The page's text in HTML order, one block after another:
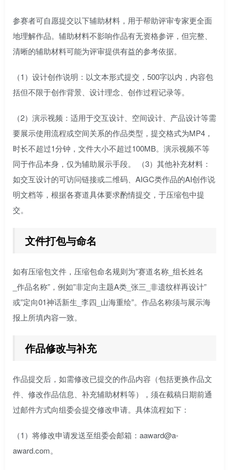
参赛者可自愿提交以下辅助材料，用于帮助评审专家更全面
地理解作品。辅助材料不影响作品有无资格参评，但完整、
清晰的辅助材料可能为评审提供有益的参考依据。
（1）设计创作说明：以文本形式提交，500字以内，内容包
括但不限于创作背景、设计理念、创作过程记录等。
（2）演示视频：适用于交互设计、空间设计、产品设计等需
要展示使用流程或空间关系的作品类型，提交格式为MP4，
时长不超过1分钟，文件大小不超过100MB。演示视频不等
同于作品本身，仅为辅助展示手段。 （3）其他补充材料：
如交互设计的可访问链接或二维码、AIGC类作品的AI创作说
明文档等，根据各赛道具体要求酌情提交，于压缩包中提
交。
文件打包与命名
如有压缩包文件，压缩包命名规则为”赛道名称_组长姓名
_作品名称”，例如”非定向主题A类_张三_非遗纹样再设计”
或”定向01神话新生_李四_山海重绘”。作品名称须与展示海
报上所填内容一致。
作品修改与补充
作品提交后，如需修改已提交的作品内容（包括更换作品文
件、修改作品信息、补充辅助材料等），须在截稿日期前通
过邮件方式向组委会提交修改申请。具体流程如下：
（1）将修改申请发送至组委会邮箱：aaward@a-
award.com。